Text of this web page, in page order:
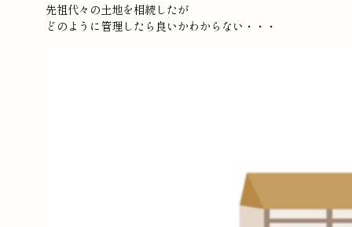
先祖代々の土地を相続したが
どのように管理したら良いかわからない・・・